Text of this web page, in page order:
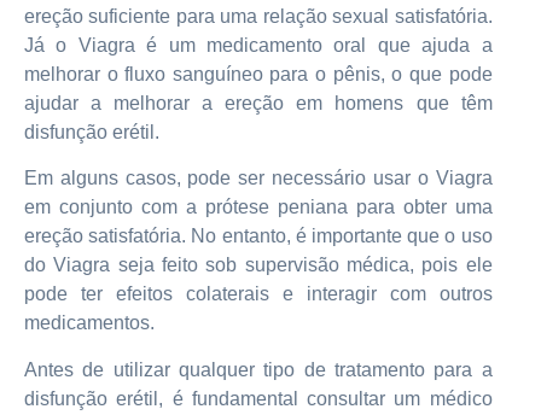
ereção suficiente para uma relação sexual satisfatória.
Já o Viagra é um medicamento oral que ajuda a
melhorar o fluxo sanguíneo para o pênis, o que pode
ajudar a melhorar a ereção em homens que têm
disfunção erétil.
Em alguns casos, pode ser necessário usar o Viagra
em conjunto com a prótese peniana para obter uma
ereção satisfatória. No entanto, é importante que o uso
do Viagra seja feito sob supervisão médica, pois ele
pode ter efeitos colaterais e interagir com outros
medicamentos.
Antes de utilizar qualquer tipo de tratamento para a
disfunção erétil, é fundamental consultar um médico